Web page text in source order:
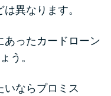
異なります。
あったカードローン
う。
ならプロミス